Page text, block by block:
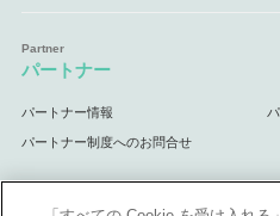
パートナー
パートナー情報
パートナー制度へのお問合せ